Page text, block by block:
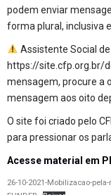
podem enviar
forma plural, inclusiva e
Assistente Social
https://site.cfp.org.br/
mensagem, procure a
mensagem aos oito
O site foi criado pelo
para pressionar os
Acesse material em
26-10-2021-Mobilizacao-